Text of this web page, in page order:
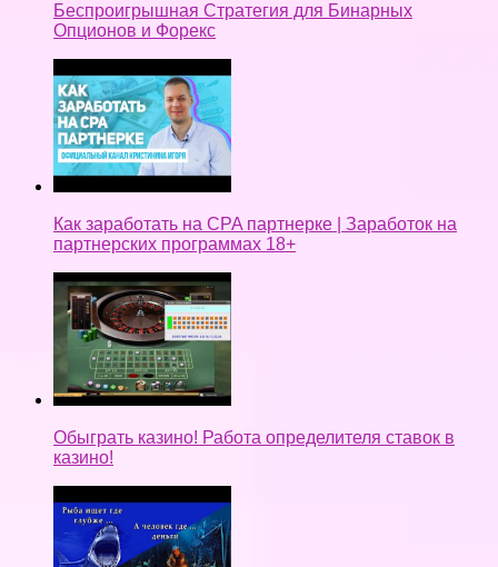
Беспроигрышная Стратегия для Бинарных
Опционов и Форекс
Как заработать на CPA партнерке | Заработок на
партнерских программах 18+
Обыграть казино! Работа определителя ставок в
казино!